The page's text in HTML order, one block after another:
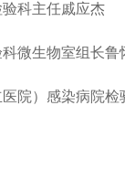
科主任戚应杰
微生物室组长鲁
院）感染病院检